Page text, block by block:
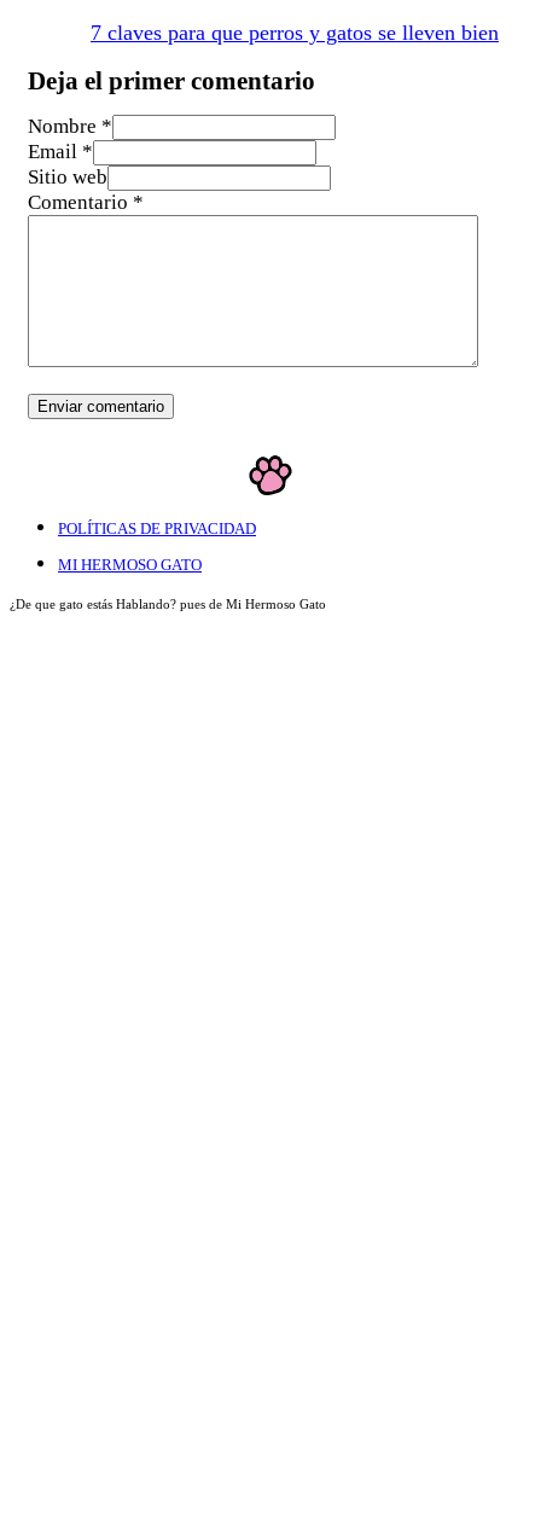
7 claves para que perros y gatos se lleven bien
Deja el primer comentario
Nombre *
Email *
Sitio web
Comentario *
POLÍTICAS DE PRIVACIDAD
MI HERMOSO GATO
¿De que gato estás Hablando? pues de Mi Hermoso Gato